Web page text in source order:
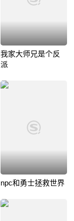
我家大师兄是个反
派
npc和勇士拯救世界